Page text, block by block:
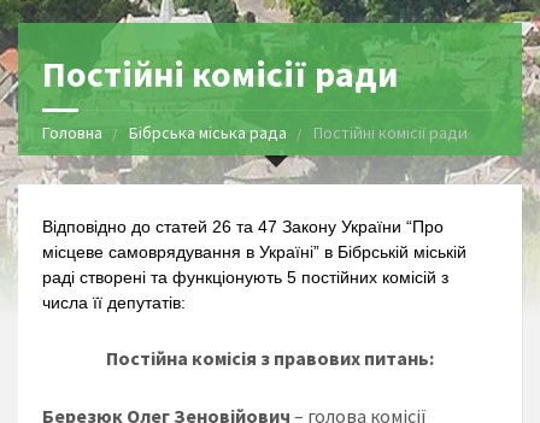
Постійні комісії ради
Головна Бібрська міська рада Постійні комісії ради
Відповідно до статей 26 та 47 Закону України “Про
місцеве самоврядування в Україні” в Бібрській міській
раді створені та функціонують 5 постійних комісій з
числа її депутатів:
Постійна комісія з правових питань:
Березюк Олег Зеновійович – голова комісії